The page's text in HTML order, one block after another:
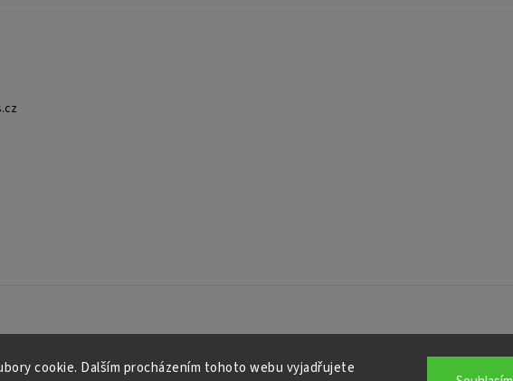
cookie. Dalším procházením tohoto webu vyjadřujete